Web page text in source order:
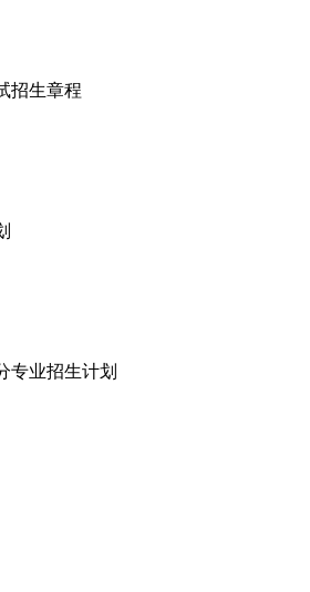
招生章程
专业招生计划